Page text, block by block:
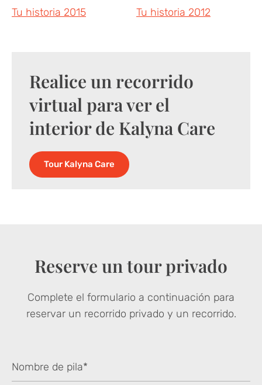
Tu historia 2015
Tu historia 2012
Realice un recorrido
virtual para ver el
interior de Kalyna Care
Tour Kalyna Care
Reserve un tour privado
Complete el formulario a continuación para
reservar un recorrido privado y un recorrido.